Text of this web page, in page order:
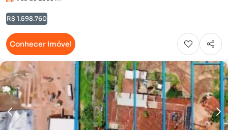
R$ 1.598.760
Conhecer imóvel